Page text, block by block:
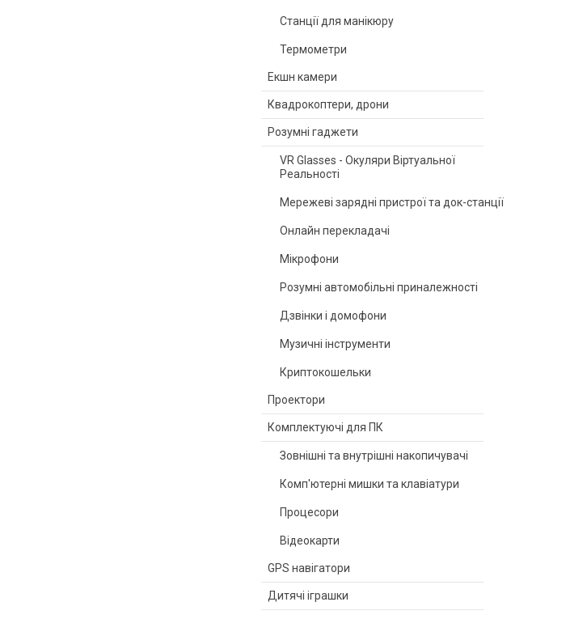
Станції для манікюру
Термометри
Екшн камери
Квадрокоптери, дрони
Розумні гаджети
VR Glasses - Окуляри Віртуальної
Реальності
Мережеві зарядні пристрої та док-станції
Онлайн перекладачі
Мікрофони
Розумні автомобільні приналежності
Дзвінки і домофони
Музичні інструменти
Криптокошельки
Проектори
Комплектуючі для ПК
Зовнішні та внутрішні накопичувачі
Комп'ютерні мишки та клавіатури
Процесори
Відеокарти
GPS навігатори
Дитячі іграшки